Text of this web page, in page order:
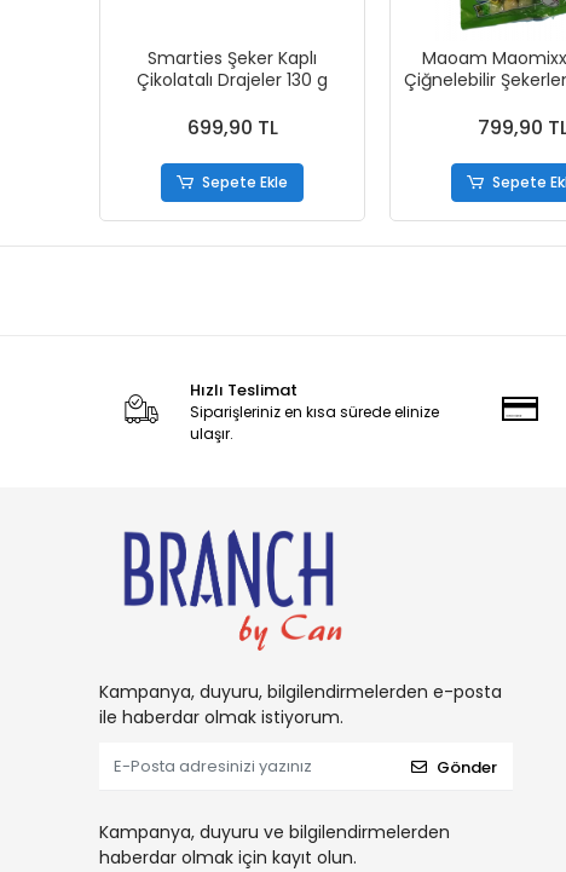
Smarties Şeker Kaplı
Çikolatalı Drajeler 130 g
699,90 TL
Sepete Ekle
Maoam Maomixx
Çiğnelebilir
799,90
Sepete
Hızlı Teslimat
Siparişleriniz en kısa sürede elinize
ulaşır.
Kampanya, duyuru, bilgilendirmelerden e-posta
ile haberdar olmak istiyorum.
Gönder
Kampanya, duyuru ve bilgilendirmelerden
haberdar olmak için kayıt olun.